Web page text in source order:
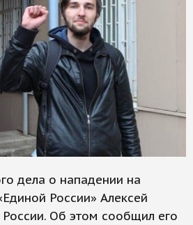
дела о нападении на
России» Алексей
Об этом сообщил его